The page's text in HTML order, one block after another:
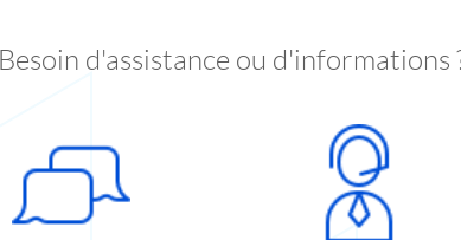
Besoin d'assistance ou d'informations